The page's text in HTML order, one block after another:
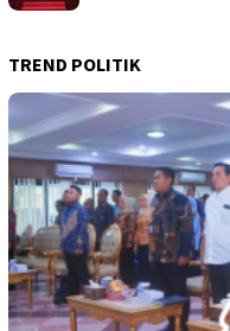
TREND POLITIK